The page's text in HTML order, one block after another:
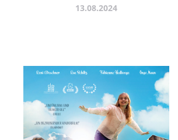
13.08.2024